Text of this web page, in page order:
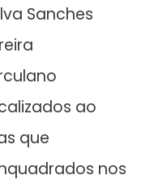
Sanches
ao
que
nos